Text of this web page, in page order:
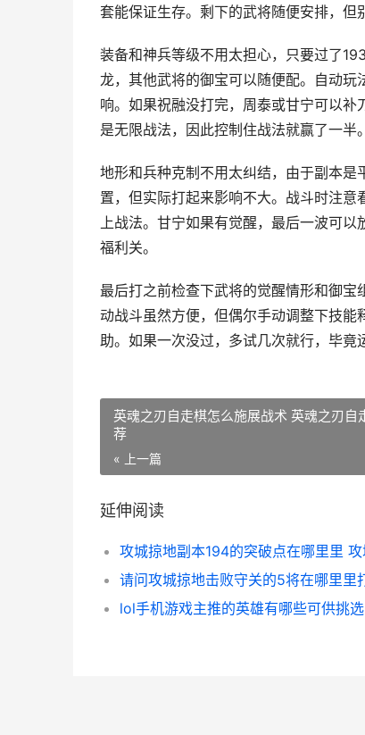
套能保证生存。剩下的武将随便安排，但
装备和神兵等级不用太担心，只要过了
龙，其他武将的御宝可以随便配。自动
响。如果祝融没打完，周泰或甘宁可以
是无限战法，因此控制住战法就赢了一半。
地形和兵种克制不用太纠结，由于副本
置，但实际打起来影响不大。战斗时注
上战法。甘宁如果有觉醒，最后一波可
福利关。
最后打之前检查下武将的觉醒情形和御
动战斗虽然方便，但偶尔手动调整下技
助。如果一次没过，多试几次就行，毕竟
英魂之刃自走棋怎么施展战术 英魂之刃自
荐
« 上一篇
延伸阅读